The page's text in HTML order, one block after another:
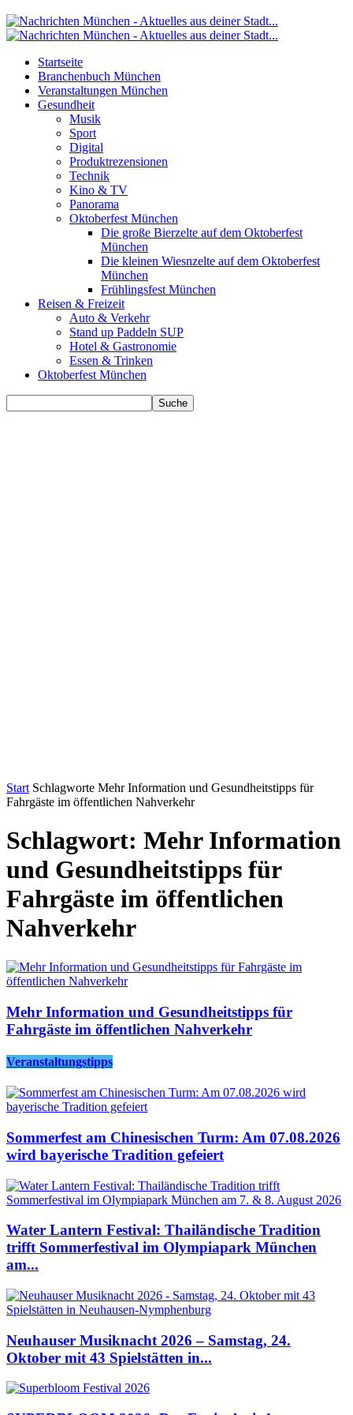
Startseite
Branchenbuch München
Veranstaltungen München
Gesundheit
Musik
Sport
Digital
Produktrezensionen
Technik
Kino & TV
Panorama
Oktoberfest München
Die große Bierzelte auf dem Oktoberfest
München
Die kleinen Wiesnzelte auf dem Oktoberfest
München
Frühlingsfest München
Reisen & Freizeit
Auto & Verkehr
Stand up Paddeln SUP
Hotel & Gastronomie
Essen & Trinken
Oktoberfest München
Start Schlagworte Mehr Information und Gesundheitstipps für
Fahrgäste im öffentlichen Nahverkehr
Schlagwort: Mehr Information
und Gesundheitstipps für
Fahrgäste im öffentlichen
Nahverkehr
Mehr Information und Gesundheitstipps für
Fahrgäste im öffentlichen Nahverkehr
Veranstaltungstipps
Sommerfest am Chinesischen Turm: Am 07.08.2026
wird bayerische Tradition gefeiert
Water Lantern Festival: Thailändische Tradition
trifft Sommerfestival im Olympiapark München
am...
Neuhauser Musiknacht 2026 – Samstag, 24.
Oktober mit 43 Spielstätten in...